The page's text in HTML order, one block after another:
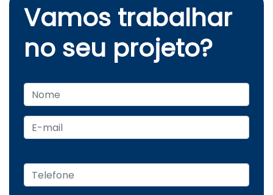
Vamos trabalhar
no seu projeto?